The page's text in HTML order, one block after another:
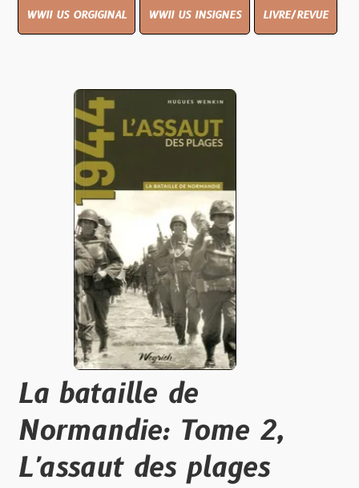
WWII US ORGIGINAL WWII US INSIGNES LIVRE/REVUE
La bataille de
Normandie: Tome 2,
L'assaut des plages